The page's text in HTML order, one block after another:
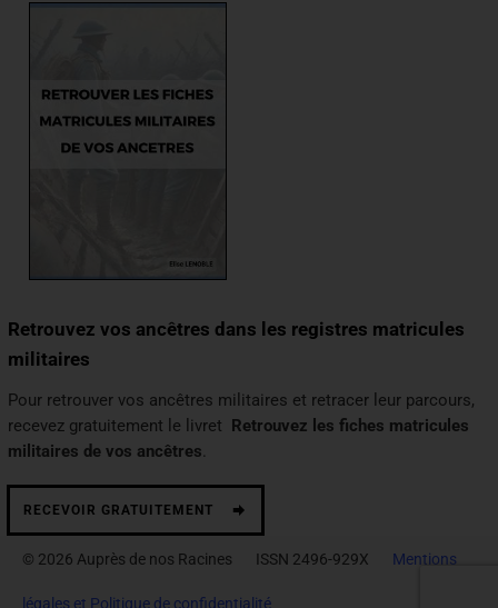
Retrouvez vos ancêtres dans les registres matricules
militaires
Pour retrouver vos ancêtres militaires et retracer leur parcours,
recevez gratuitement le livret Retrouvez les fiches matricules
militaires de vos ancêtres.
RECEVOIR GRATUITEMENT
© 2026 Auprès de nos Racines ISSN 2496-929X Mentions
légales et Politique de confidentialité